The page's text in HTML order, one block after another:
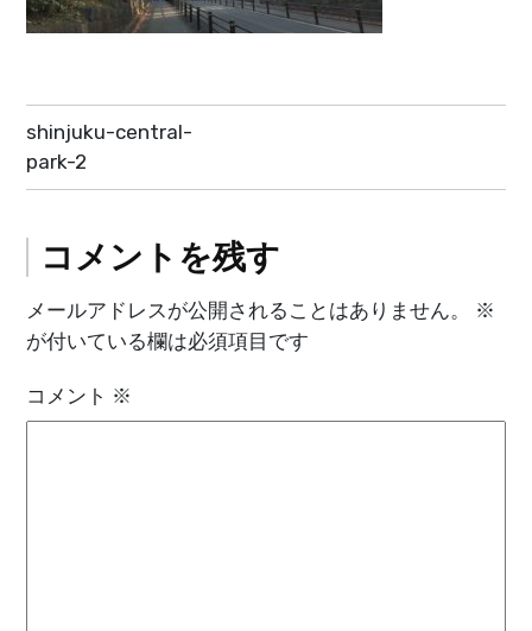
投
稿
ビ
ゲ
ー
シ
shinjuku-central-
park-2
コメントを残す
メールアドレスが公開されることはありません。
※
が付いている欄は必須項目です
コメント ※